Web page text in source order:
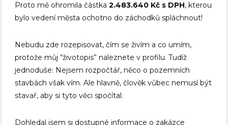
Proto mě ohromila částka2.483.640 Kč s DPH, kterou
bylo vedení města ochotno do záchodků spláchnout!
Nebudu zde rozepisovat, čím se živím a co umím,
protože můj “životopis” naleznete v profilu. Tudíž
jednoduše: Nejsem rozpočtář, něco o pozemních
stavbách však vím. Ale hlavně, člověk vůbec nemusí být
stavař, aby si tyto věci spočítal.
Dohledal jsem si dostupné informace o zakázce